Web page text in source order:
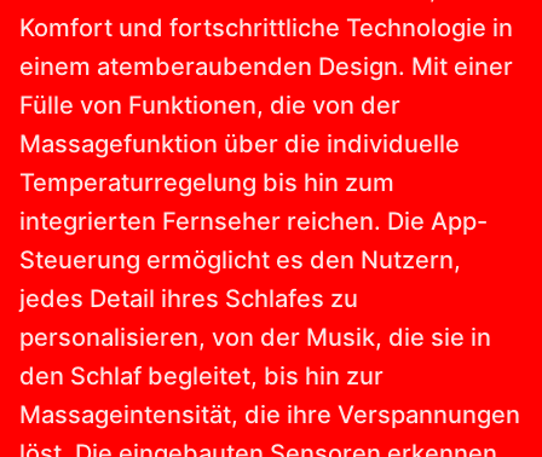
Komfort und fortschrittliche Technologie in
einem atemberaubenden Design. Mit einer
Fülle von Funktionen, die von der
Massagefunktion über die individuelle
Temperaturregelung bis hin zum
integrierten Fernseher reichen. Die App-
Steuerung ermöglicht es den Nutzern,
jedes Detail ihres Schlafes zu
personalisieren, von der Musik, die sie in
den Schlaf begleitet, bis hin zur
Massageintensität, die ihre Verspannungen